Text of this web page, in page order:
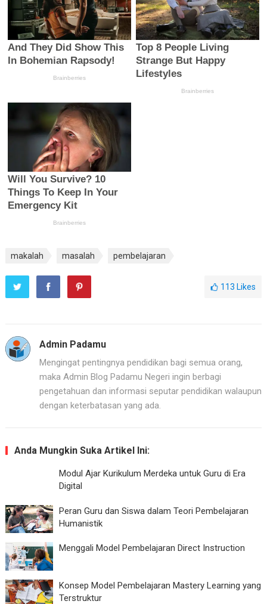
makalah masalah pembelajaran
113 Likes
Admin Padamu
Mengingat pentingnya pendidikan bagi semua orang,
maka Admin Blog Padamu Negeri ingin berbagi
pengetahuan dan informasi seputar pendidikan walaupun
dengan keterbatasan yang ada.
Anda Mungkin Suka Artikel Ini:
Modul Ajar Kurikulum Merdeka untuk Guru di Era
Digital
Peran Guru dan Siswa dalam Teori Pembelajaran
Humanistik
Menggali Model Pembelajaran Direct Instruction
Konsep Model Pembelajaran Mastery Learning yang
Terstruktur